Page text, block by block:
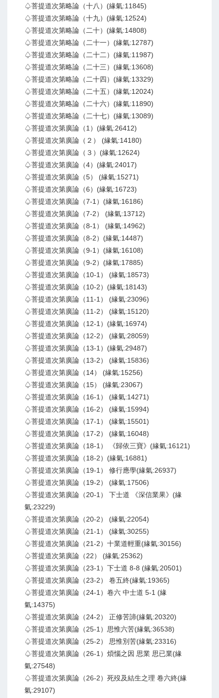
♤菩提道次第略論（十八）(緣氣:11845)
♤菩提道次第略論（十九）(緣氣:12524)
♤菩提道次第略論（二十）(緣氣:14808)
♤菩提道次第略論（二十一）(緣氣:12787)
♤菩提道次第略論（二十二）(緣氣:11987)
♤菩提道次第略論（二十三）(緣氣:13608)
♤菩提道次第略論（二十四）(緣氣:13329)
♤菩提道次第略論（二十五）(緣氣:12024)
♤菩提道次第略論（二十六）(緣氣:11890)
♤菩提道次第略論（二十七）(緣氣:13089)
♤菩提道次第廣論（1）(緣氣:26412)
♤菩提道次第廣論（２） (緣氣:14180)
♤菩提道次第廣論（３）(緣氣:12624)
♤菩提道次第廣論（4）(緣氣:24017)
♤菩提道次第廣論（5） (緣氣:15271)
♤菩提道次第廣論（6）(緣氣:16723)
♤菩提道次第廣論（7-1）(緣氣:16186)
♤菩提道次第廣論（7-2） (緣氣:13712)
♤菩提道次第廣論（8-1） (緣氣:14962)
♤菩提道次第廣論（8-2）(緣氣:14487)
♤菩提道次第廣論（9-1）(緣氣:16108)
♤菩提道次第廣論（9-2）(緣氣:17885)
♤菩提道次第廣論（10-1） (緣氣:18573)
♤菩提道次第廣論（10-2）(緣氣:18143)
♤菩提道次第廣論（11-1） (緣氣:23096)
♤菩提道次第廣論（11-2） (緣氣:15120)
♤菩提道次第廣論（12-1）(緣氣:16974)
♤菩提道次第廣論（12-2） (緣氣:28059)
♤菩提道次第廣論（13-1）(緣氣:29487)
♤菩提道次第廣論（13-2） (緣氣:15836)
♤菩提道次第廣論（14） (緣氣:15256)
♤菩提道次第廣論（15） (緣氣:23067)
♤菩提道次第廣論（16-1） (緣氣:14271)
♤菩提道次第廣論（16-2） (緣氣:15994)
♤菩提道次第廣論（17-1） (緣氣:15501)
♤菩提道次第廣論（17-2） (緣氣:16048)
♤菩提道次第廣論（18-1） 《歸依三寶》(緣氣:16121)
♤菩提道次第廣論（18-2）(緣氣:16881)
♤菩提道次第廣論（19-1） 修行應學(緣氣:26937)
♤菩提道次第廣論（19-2） (緣氣:17506)
♤菩提道次第廣論（20-1） 下士道 《深信業果》(緣
氣:23229)
♤菩提道次第廣論（20-2） (緣氣:22054)
♤菩提道次第廣論（21-1） (緣氣:30255)
♤菩提道次第廣論（21-2）十業道輕重(緣氣:30156)
♤菩提道次第廣論（22） (緣氣:25362)
♤菩提道次第廣論（23-1）下士道 8-8 (緣氣:20501)
♤菩提道次第廣論（23-2） 卷五終(緣氣:19365)
♤菩提道次第廣論（24-1）卷六 中士道 5-1 (緣
氣:14375)
♤菩提道次第廣論（24-2） 正修苦諦(緣氣:20320)
♤菩提道次第廣論（25-1）思惟六苦(緣氣:36538)
♤菩提道次第廣論（25-2） 思惟別苦(緣氣:23316)
♤菩提道次第廣論（26-1）煩惱之因 思業 思已業(緣
氣:27548)
♤菩提道次第廣論（26-2）死歿及結生之理 卷六終(緣
氣:29107)